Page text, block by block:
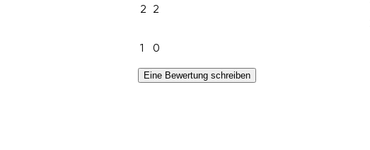
2 2
1 0
Eine Bewertung schreiben